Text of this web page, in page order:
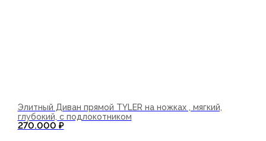
Элитный Диван прямой TYLER на ножках , мягкий,
глубокий, с подлокотником
270.000 ₽